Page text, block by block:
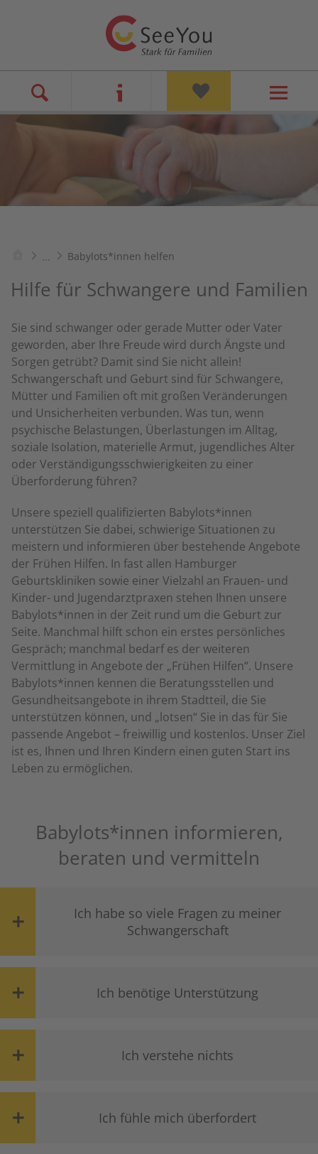
... Babylots*innen helfen
Hilfe für Schwangere und Familien
Sie sind schwanger oder gerade Mutter oder Vater
geworden, aber Ihre Freude wird durch Ängste und
Sorgen getrübt? Damit sind Sie nicht allein!
Schwangerschaft und Geburt sind für Schwangere,
Mütter und Familien oft mit großen Veränderungen
und Unsicherheiten verbunden. Was tun, wenn
psychische Belastungen, Überlastungen im Alltag,
soziale Isolation, materielle Armut, jugendliches Alter
oder Verständigungsschwierigkeiten zu einer
Überforderung führen?
Unsere speziell qualifizierten Babylots*innen
unterstützen Sie dabei, schwierige Situationen zu
meistern und informieren über bestehende Angebote
der Frühen Hilfen. In fast allen Hamburger
Geburtskliniken sowie einer Vielzahl an Frauen- und
Kinder- und Jugendarztpraxen stehen Ihnen unsere
Babylots*innen in der Zeit rund um die Geburt zur
Seite. Manchmal hilft schon ein erstes persönliches
Gespräch; manchmal bedarf es der weiteren
Vermittlung in Angebote der „Frühen Hilfen“. Unsere
Babylots*innen kennen die Beratungsstellen und
Gesundheitsangebote in ihrem Stadtteil, die Sie
unterstützen können, und „lotsen“ Sie in das für Sie
passende Angebot – freiwillig und kostenlos. Unser Ziel
ist es, Ihnen und Ihren Kindern einen guten Start ins
Leben zu ermöglichen.
Babylots*innen informieren,
beraten und vermitteln
Ich habe so viele Fragen zu meiner
Schwangerschaft
Ich benötige Unterstützung
Ich verstehe nichts
Ich fühle mich überfordert